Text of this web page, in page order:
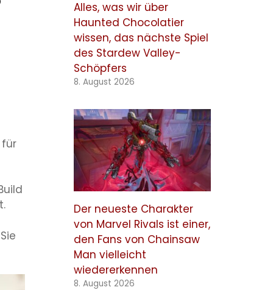
für
Alles, was wir über
Haunted Chocolatier
wissen, das nächste Spiel
des Stardew Valley-
Schöpfers
8. August 2026
Der neueste Charakter
von Marvel Rivals ist einer,
den Fans von Chainsaw
Man vielleicht
wiedererkennen
8. August 2026